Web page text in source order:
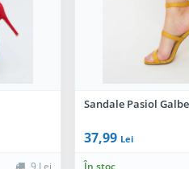
9 Lei
Sandale Pasiol
37,99 Lei
În stoc